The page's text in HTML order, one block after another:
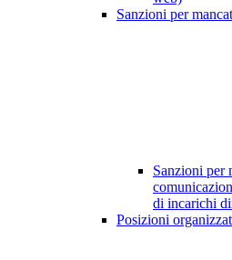
Sanzioni per
Sanzioni per
di incarichi
Posizioni